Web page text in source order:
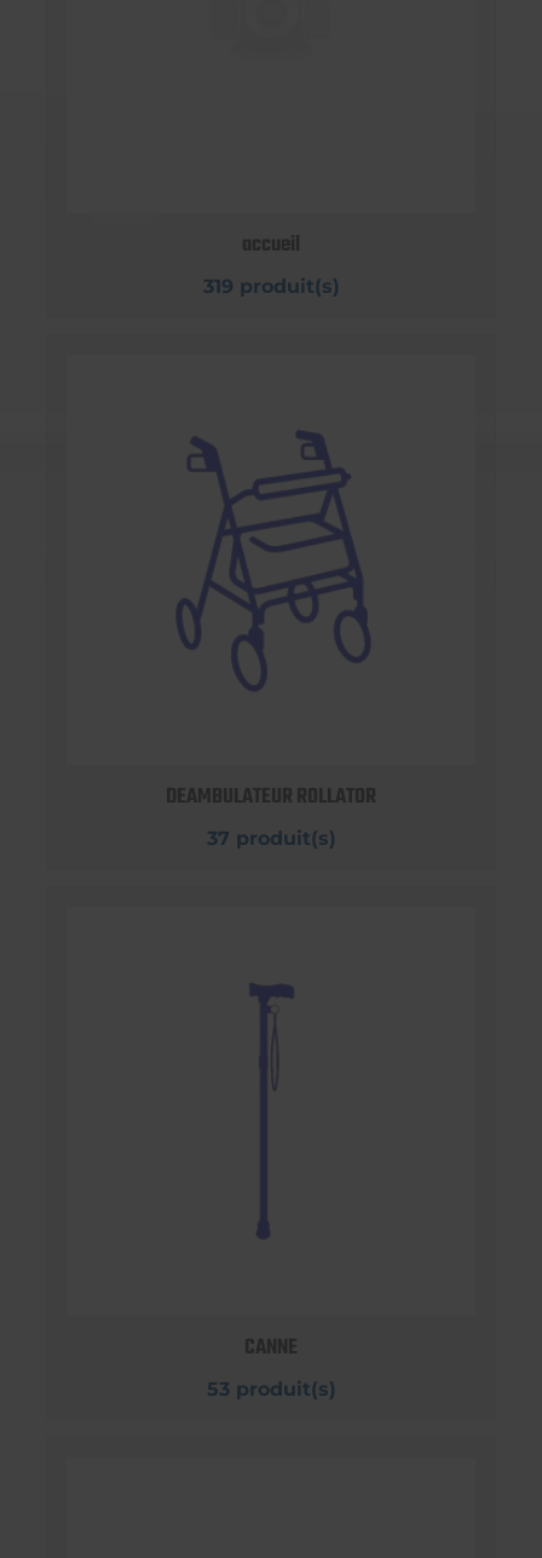
accueil
319 produit(s)
DEAMBULATEUR ROLLATOR
37 produit(s)
CANNE
53 produit(s)